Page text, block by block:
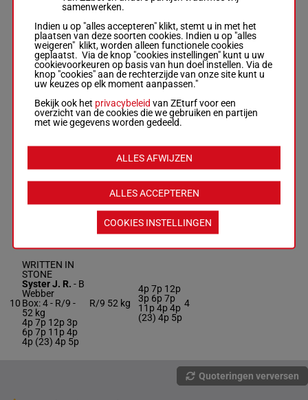
WARM
WINTER NITE
Lerena G.-F P
Habib
Box: 1 -R/5 -
56.5 kg
5p 9p 7p 8p
1p 3p 2p 3p 9p
R/5 56.5
kg
5p 9p 7p
8p (23) 9p
8p 7p 1p
3p 2p 3p
9p
1
Gray
Box: 5 -M/6 -
(23) 5p 8p 3p
M/652 kg
4p 5p 5p
8p 3p 6p
9p 10p
(22) 7p 4p
5
10
WRITTEN IN
STONE
Syster J. R. - B
Webber
Box: 4 - R/9 -
52 kg
4p 7p 12p 3p
6p 7p 11p 4p
4p (23) 4p 5p
R/9 52 kg
4p 7p 12p
3p 6p 7p
11p 4p 4p
(23) 4p 5p
4
Quoteringen verversen
samenwerken.
Indien u op "alles accepteren" klikt, stemt u in met het
plaatsen van deze soorten cookies. Indien u op "alles
weigeren" klikt, worden alleen functionele cookies
geplaatst. Via de knop "cookies instellingen" kunt u uw
cookievoorkeuren op basis van hun doel instellen. Via de
knop "cookies" aan de rechterzijde van onze site kunt u
uw keuzes op elk moment aanpassen."
Bekijk ook het privacybeleid van ZEturf voor een
overzicht van de cookies die we gebruiken en partijen
met wie gegevens worden gedeeld.
ALLES ACCEPTEREN
ALLES AFWIJZEN
COOKIES INSTELLINGEN